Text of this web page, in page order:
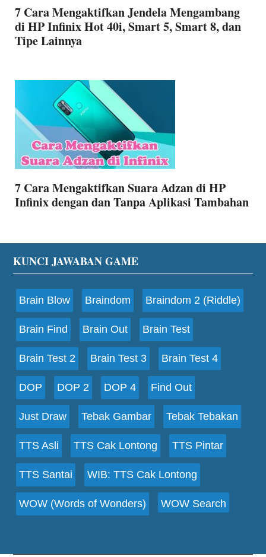
7 Cara Mengaktifkan Jendela Mengambang
di HP Infinix Hot 40i, Smart 5, Smart 8, dan
Tipe Lainnya
7 Cara Mengaktifkan Suara Adzan di HP
Infinix dengan dan Tanpa Aplikasi Tambahan
Footer
KUNCI JAWABAN GAME
Brain Blow Braindom Braindom 2 (Riddle)
Brain Find Brain Out Brain Test
Brain Test 2 Brain Test 3 Brain Test 4
DOP DOP 2 DOP 4 Find Out
Just Draw Tebak Gambar Tebak Tebakan
TTS Asli TTS Cak Lontong TTS Pintar
TTS Santai WIB: TTS Cak Lontong
WOW (Words of Wonders) WOW Search